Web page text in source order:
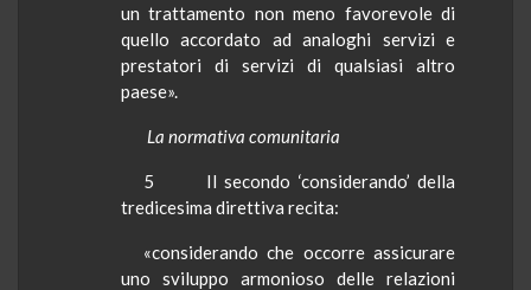
un trattamento non meno favorevole di
quello accordato ad analoghi servizi e
prestatori di servizi di qualsiasi altro
paese».
La normativa comunitaria
5
Il secondo ‘considerando’ della
tredicesima direttiva recita:
«considerando che occorre assicurare
uno sviluppo armonioso delle relazioni